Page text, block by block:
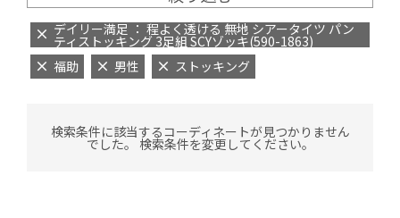
デイリー満足 ： 程よく透ける 無地 シアータイツ パン
ティストッキング 3足組 SCYゾッキ(590-1863)
福助
男性 ストッキング
検索条件に該当するコーディネートが見つかりません
でした。 検索条件を変更してください。